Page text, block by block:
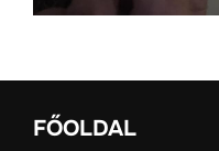
FŐOLDAL